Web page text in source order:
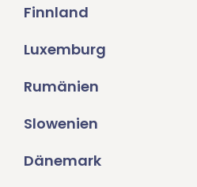
Finnland
Luxemburg
Rumänien
Slowenien
Dänemark